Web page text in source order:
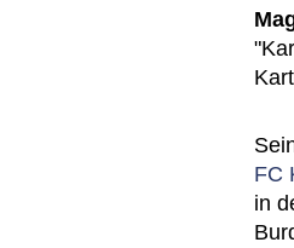
FC
in